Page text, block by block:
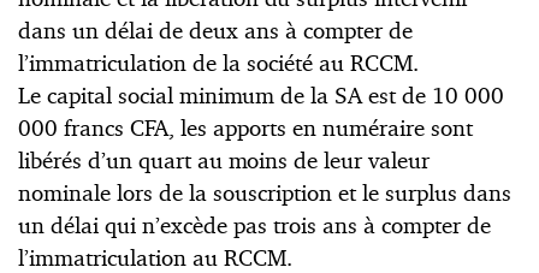
dans un délai de deux ans à compter de
l’immatriculation de la société au RCCM.
Le capital social minimum de la SA est de 10 000
000 francs CFA, les apports en numéraire sont
libérés d’un quart au moins de leur valeur
nominale lors de la souscription et le surplus dans
un délai qui n’excède pas trois ans à compter de
l’immatriculation au RCCM.